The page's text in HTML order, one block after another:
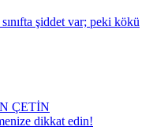
şiddet var; peki kökü
ÇETİN
dikkat edin!